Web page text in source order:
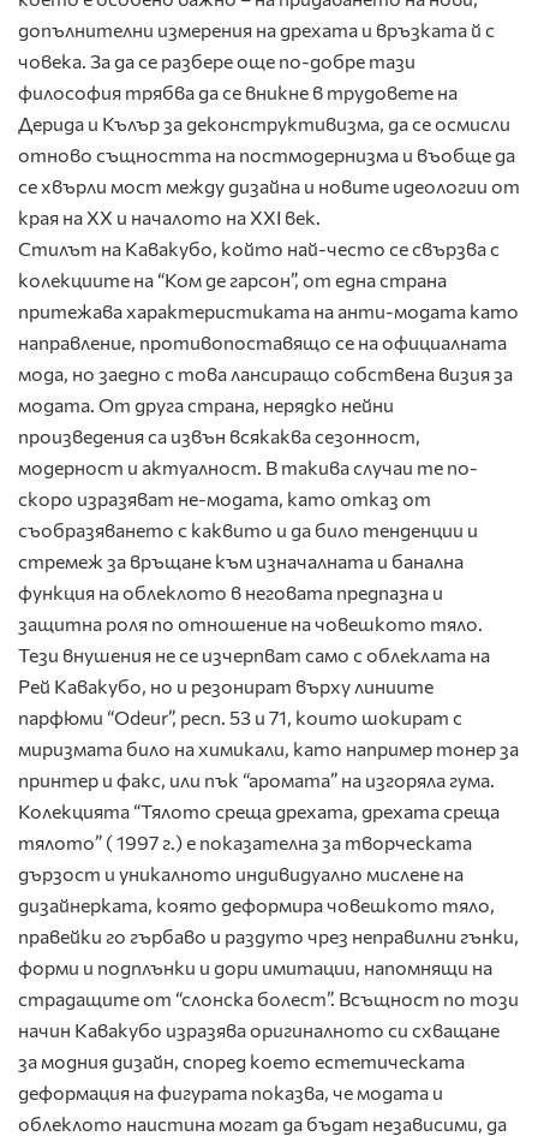
допълнителни измерения на дрехата и връзката й с
човека. За да се разбере още по-добре тази
философия трябва да се вникне в трудовете на
Дерида и Кълър за деконструктивизма, да се осмисли
отново същността на постмодернизма и въобще да
се хвърли мост между дизайна и новите идеологии от
края на ХХ и началото на ХХІ век.
Стилът на Кавакубо, който най-често се свързва с
колекциите на “Ком де гарсон”, от една страна
притежава характеристиката на анти-модата като
направление, противопоставящо се на официалната
мода, но заедно с това лансиращо собствена визия за
модата. От друга страна, нерядко нейни
произведения са извън всякаква сезонност,
модерност и актуалност. В такива случаи те по-
скоро изразяват не-модата, като отказ от
съобразяването с каквито и да било тенденции и
стремеж за връщане към изначалната и банална
функция на облеклото в неговата предпазна и
защитна роля по отношение на човешкото тяло.
Тези внушения не се изчерпват само с облеклата на
Рей Кавакубо, но и резонират върху линиите
парфюми “Odeur”, респ. 53 и 71, които шокират с
миризмата било на химикали, като например тонер за
принтер и факс, или пък “аромата” на изгоряла гума.
Колекцията “Тялото среща дрехата, дрехата среща
тялото” ( 1997 г.) е показателна за творческата
дързост и уникалното индивидуално мислене на
дизайнерката, която деформира човешкото тяло,
правейки го гърбаво и раздуто чрез неправилни гънки,
форми и подплънки и дори имитации, напомнящи на
страдащите от “слонска болест”. Всъщност по този
начин Кавакубо изразява оригиналното си схващане
за модния дизайн, според което естетическата
деформация на фигурата показва, че модата и
облеклото наистина могат да бъдат независими, да